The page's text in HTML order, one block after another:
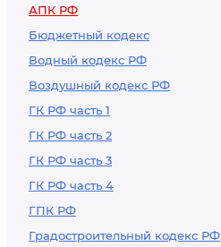
АПК РФ
Бюджетный кодекс
Водный кодекс РФ
Воздушный кодекс РФ
ГК РФ часть 1
ГК РФ часть 2
ГК РФ часть 3
ГК РФ часть 4
ГПК РФ
Градостроительный кодекс РФ